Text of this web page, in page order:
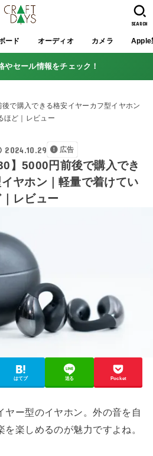
ード オーディオ カメラ Apple
SEARCH
やセール情報をチェック！
で購入できる格安イヤーカフ型イヤホン
ほど｜レビュー
2024.10.29 広告
】5000円前後で購入でき
ヤホン｜軽量で着けてい
レビュー
はてブ 送る Pocket
ヤー型のイヤホン。外の音を自
楽しめるのが魅力ですよね。